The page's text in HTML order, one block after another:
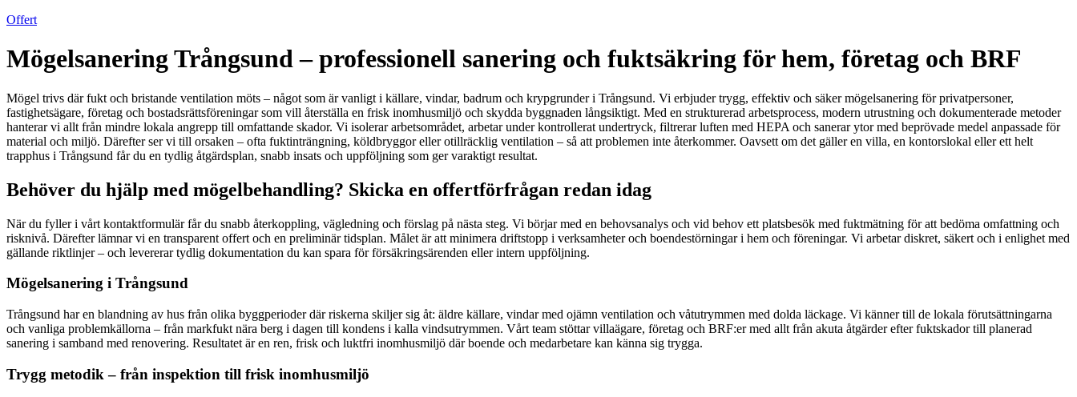
Offert
Mögelsanering Trångsund – professionell sanering och fuktsäkring för hem, företag och BRF
Mögel trivs där fukt och bristande ventilation möts – något som är vanligt i källare, vindar, badrum och krypgrunder i Trångsund. Vi erbjuder trygg, effektiv och säker mögelsanering för privatpersoner,
fastighetsägare, företag och bostadsrättsföreningar som vill återställa en frisk inomhusmiljö och skydda byggnaden långsiktigt. Med en strukturerad arbetsprocess, modern utrustning och dokumenterade metoder
hanterar vi allt från mindre lokala angrepp till omfattande skador. Vi isolerar arbetsområdet, arbetar under kontrollerat undertryck, filtrerar luften med HEPA och sanerar ytor med beprövade medel anpassade för
material och miljö. Därefter ser vi till orsaken – ofta fuktinträngning, köldbryggor eller otillräcklig ventilation – så att problemen inte återkommer. Oavsett om det gäller en villa, en kontorslokal eller ett helt
trapphus i Trångsund får du en tydlig åtgärdsplan, snabb insats och uppföljning som ger varaktigt resultat.
Behöver du hjälp med mögelbehandling? Skicka en offertförfrågan redan idag
När du fyller i vårt kontaktformulär får du snabb återkoppling, vägledning och förslag på nästa steg. Vi börjar med en behovsanalys och vid behov ett platsbesök med fuktmätning för att bedöma omfattning och
risknivå. Därefter lämnar vi en transparent offert och en preliminär tidsplan. Målet är att minimera driftstopp i verksamheter och boendestörningar i hem och föreningar. Vi arbetar diskret, säkert och i enlighet med
gällande riktlinjer – och levererar tydlig dokumentation du kan spara för försäkringsärenden eller intern uppföljning.
Mögelsanering i Trångsund
Trångsund har en blandning av hus från olika byggperioder där riskerna skiljer sig åt: äldre källare, vindar med ojämn ventilation och våtutrymmen med dolda läckage. Vi känner till de lokala förutsättningarna
och vanliga problemkällorna – från markfukt nära berg i dagen till kondens i kalla vindsutrymmen. Vårt team stöttar villaägare, företag och BRF:er med allt från akuta åtgärder efter fuktskador till planerad
sanering i samband med renovering. Resultatet är en ren, frisk och luktfri inomhusmiljö där boende och medarbetare kan känna sig trygga.
Trygg metodik – från inspektion till frisk inomhusmiljö